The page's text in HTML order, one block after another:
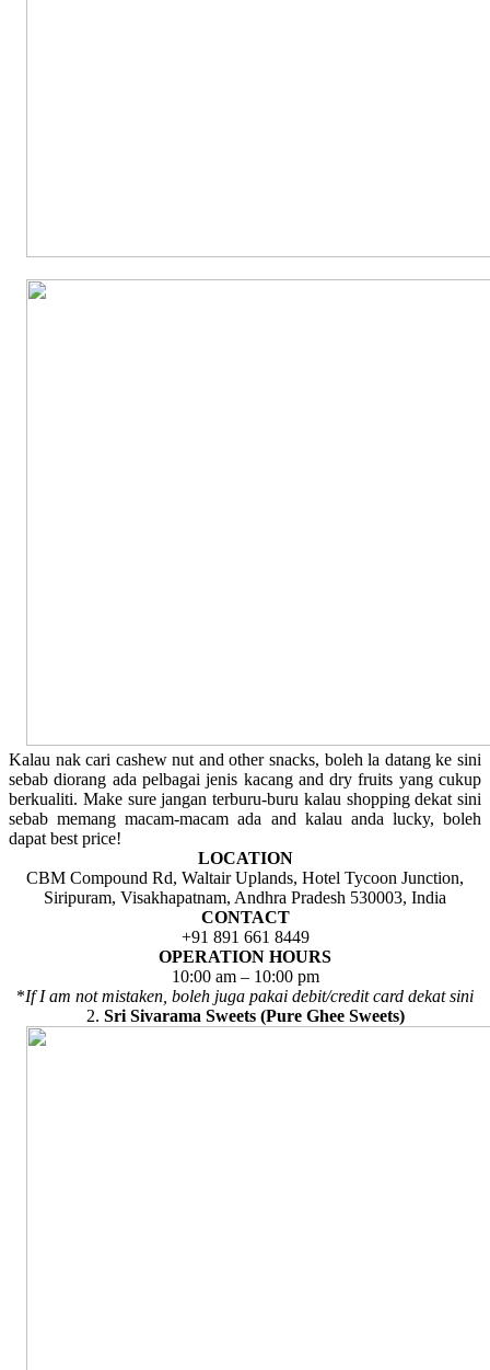
Kalau nak cari cashew nut and other snacks, boleh la datang ke sini
sebab diorang ada pelbagai jenis kacang and dry fruits yang cukup
berkualiti. Make sure jangan terburu-buru kalau shopping dekat sini
sebab memang macam-macam ada and kalau anda lucky, boleh
dapat best price!
LOCATION
CBM Compound Rd, Waltair Uplands, Hotel Tycoon Junction,
Siripuram, Visakhapatnam, Andhra Pradesh 530003, India
CONTACT
+91 891 661 8449
OPERATION HOURS
10:00 am – 10:00 pm
*If I am not mistaken, boleh juga pakai debit/credit card dekat sini
2. Sri Sivarama Sweets (Pure Ghee Sweets)